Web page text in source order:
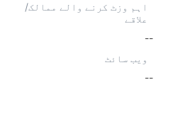
اہم وزٹ کرنے والے ممالک/
علاقے
--
ویب سائٹ
--